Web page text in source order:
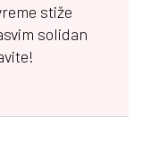
stiže
solidan